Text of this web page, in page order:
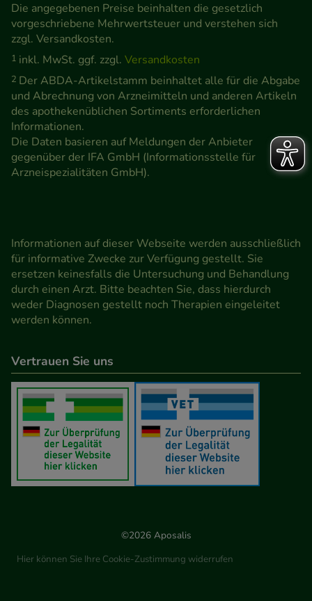
Die angegebenen Preise beinhalten die gesetzlich
vorgeschriebene Mehrwertsteuer und verstehen sich
zzgl. Versandkosten.
1 inkl. MwSt. ggf. zzgl. Versandkosten
2 Der ABDA-Artikelstamm beinhaltet alle für die Abgabe
und Abrechnung von Arzneimitteln und anderen Artikeln
des apothekenüblichen Sortiments erforderlichen
Informationen.
Die Daten basieren auf Meldungen der Anbieter
gegenüber der IFA GmbH (Informationsstelle für
Arzneispezialitäten GmbH).
Informationen auf dieser Webseite werden ausschließlich
für informative Zwecke zur Verfügung gestellt. Sie
ersetzen keinesfalls die Untersuchung und Behandlung
durch einen Arzt. Bitte beachten Sie, dass hierdurch
weder Diagnosen gestellt noch Therapien eingeleitet
werden können.
Vertrauen Sie uns
©2026 Aposalis
Hier können Sie Ihre Cookie-Zustimmung widerrufen